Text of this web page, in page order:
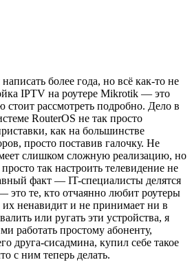
более года, но всё как-то не
IPTV на роутере Mikrotik — это
стоит рассмотреть подробно. Дело в
RouterOS не так просто
как на большинстве
просто поставив галочку. Не
слишком сложную реализацию, но
так настроить телевидение не
факт — IT-специалисты делятся
это те, кто отчаянно любит роутеры
ненавидит и не принимает ни в
или ругать эти устройства, я
работать простому абоненту,
друга-сисадмина, купил себе такое
с ним теперь делать.